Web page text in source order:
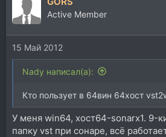
Active Member
15 Май 2012
Nady написал(а):
Кто пользует в 64вин 64хост
У меня win64, хост64-sonarx1. 9-
папку vst при сонаре, всё